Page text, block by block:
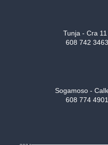
Tunja - Cra
608 742
Sogamoso -
608 774